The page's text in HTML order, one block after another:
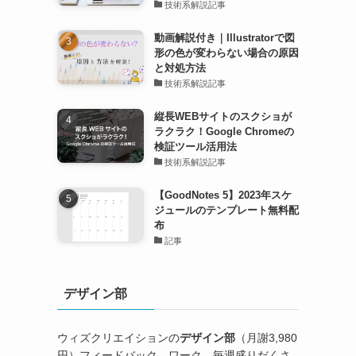
技術系解説記事
動画解説付き｜Illustratorで図
形の色が変わらない場合の原因
と対処方法
技術系解説記事
縦長WEBサイトのスクショが
ラクラク！Google Chromeの
検証ツール活用法
技術系解説記事
【GoodNotes 5】2023年スケ
ジュールのテンプレート無料配
布
記事
デザイン部
ウィズクリエイションのデザイン部 （月謝3,980